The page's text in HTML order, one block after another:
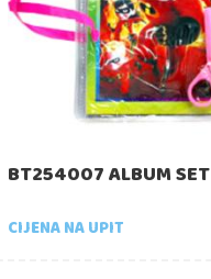
BT254007 ALBUM SET
CIJENA NA UPIT